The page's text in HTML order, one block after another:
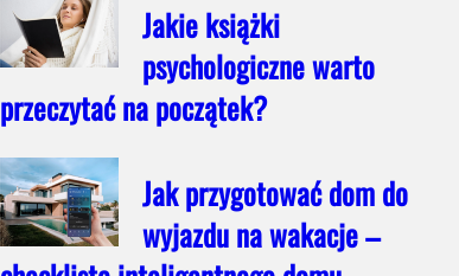
Jakie książki
psychologiczne warto
przeczytać na początek?
Jak przygotować dom do
wyjazdu na wakacje –